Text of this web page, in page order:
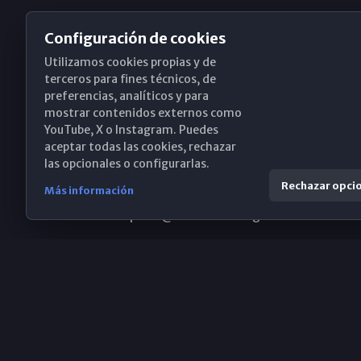
Obispado de Málaga
Santa María, 18-20. 29015 Málaga
(+34) 952 224 386
Configuración de cookies
Utilizamos cookies propias y de
terceros para fines técnicos, de
preferencias, analíticos y para
mostrar contenidos externos como
YouTube, X o Instagram. Puedes
aceptar todas las cookies, rechazar
las opcionales o configurarlas.
Más información Rechazar